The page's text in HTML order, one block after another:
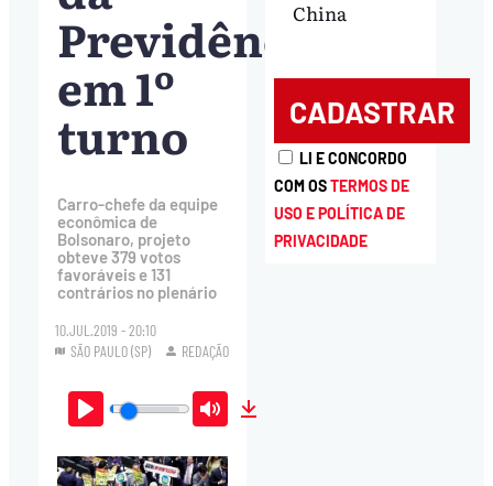
Previdência
em 1º
turno
Carro-chefe da equipe
econômica de
Bolsonaro, projeto
obteve 379 votos
favoráveis e 131
contrários no plenário
10.JUL.2019 - 20:10
SÃO PAULO (SP)
REDAÇÃO
Play Mute
China
LI E CONCORDO
COM OSTERMOS DE
USO E POLÍTICA DE
PRIVACIDADE